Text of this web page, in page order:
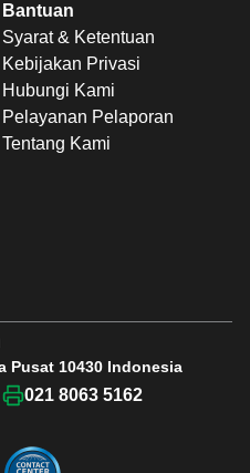
Bantuan
Syarat & Ketentuan
Kebijakan Privasi
Hubungi Kami
Pelayanan Pelaporan
Tentang Kami
Pusat 10430 Indonesia
021 8063 5162